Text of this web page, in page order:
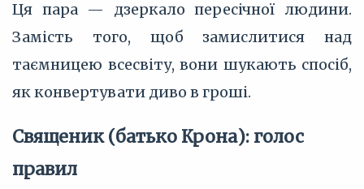
Ця пара — дзеркало пересічної людини.
Замість того, щоб замислитися над
таємницею всесвіту, вони шукають спосіб,
як конвертувати диво в гроші.
Священик (батько Крона): голос
правил